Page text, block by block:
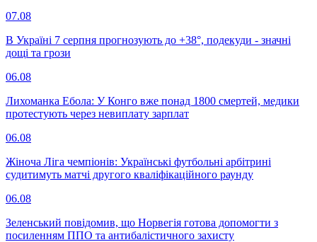
07.08
В Україні 7 серпня прогнозують до +38°, подекуди - значні
дощі та грози
06.08
Лихоманка Ебола: У Конго вже понад 1800 смертей, медики
протестують через невиплату зарплат
06.08
Жіноча Ліга чемпіонів: Українські футбольні арбітрині
судитимуть матчі другого кваліфікаційного раунду
06.08
Зеленський повідомив, що Норвегія готова допомогти з
посиленням ППО та антибалістичного захисту